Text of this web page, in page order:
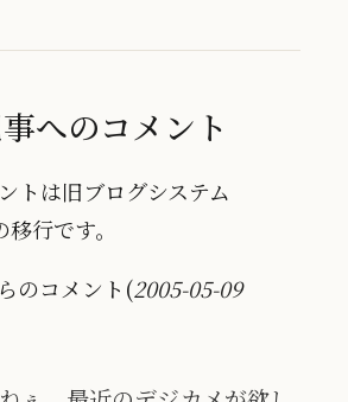
へのコメント
トは旧ブログシステム
行です。
のコメント(2005-05-09